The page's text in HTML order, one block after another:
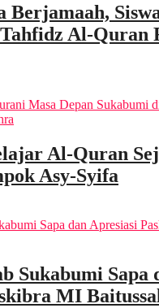
Berjamaah,
Al-Quran
Al-Quran
Asy-Syifa
Sukabumi Sapa
MI